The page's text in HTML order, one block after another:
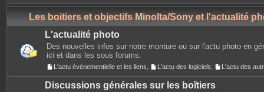
Les boitiers et objectifs Minolta/Sony et l'actualité
L'actualité photo
Des nouvelles infos sur notre monture ou sur l'actu photo en
ici et dans les sous forums.
L'actu événementielle et les liens L'actu des logiciels L'actu des
Discussions générales sur les boîtiers